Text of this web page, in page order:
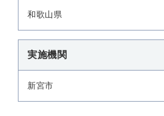
和歌山県
実施機関
新宮市